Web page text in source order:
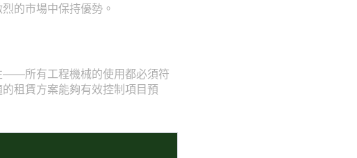
的市場中保持優勢。
——所有工程機械的使用都必須符
租賃方案能夠有效控制項目預